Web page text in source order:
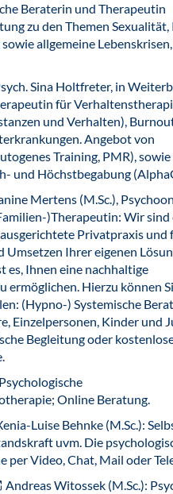
Beraterin und Therapeutin
zu den Themen
allgemeine
Sina Holtfreter, in
für
und Verhalten),
Angebot von
Training, PMR),
und Höchstbegabung
Mertens (M.Sc.),
)Therapeutin: Wir sind
Privatpraxis und
Umsetzen Ihrer eigenen
es, Ihnen eine nachhaltige
ermöglichen. Hierzu können
(Hypno-) Systemische
Einzelpersonen, Kinder und
Begleitung oder
Online Beratung.
Luise Behnke (M.Sc.):
uvm. Die
per Video, Chat, Mail oder
Andreas Witossek (M.Sc.):